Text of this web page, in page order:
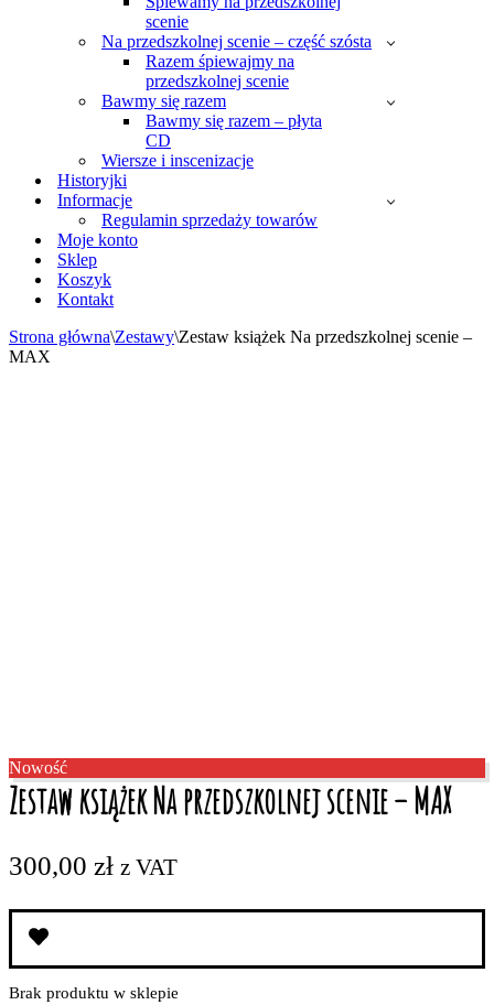
scenie
Na przedszkolnej scenie – część szósta
Razem śpiewajmy na
przedszkolnej scenie
Bawmy się razem
Bawmy się razem – płyta
CD
Wiersze i inscenizacje
Historyjki
Informacje
Regulamin sprzedaży towarów
Moje konto
Sklep
Koszyk
Kontakt
Strona główna\Zestawy\Zestaw książek Na przedszkolnej scenie –
MAX
Nowość
Zestaw książek Na przedszkolnej scenie – MAX
300,00 zł z VAT
Brak produktu w sklepie